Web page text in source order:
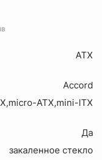
ATX
Accord
ATX,mini-ITX
Да
закаленное стекло